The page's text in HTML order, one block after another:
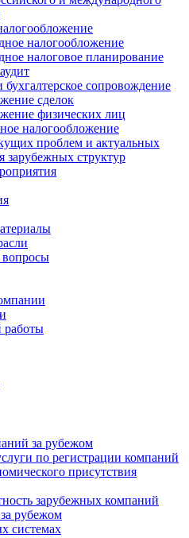
налогообложение
налоговое планирование
бухгалтерское сопровождение
сделок
физических лиц
налогообложение
проблем и актуальных
зарубежных структур
вопросы
за рубежом
по регистрации компаний
присутствия
зарубежных компаний
рубежом
системах